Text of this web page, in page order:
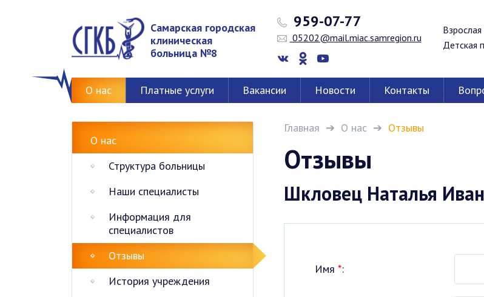
Самарская городская
клиническая
больница №8
959-07-77
05202@mail.miac.samregion.ru
Детская
О нас Платные услуги Вакансии Новости Контакты
О нас
Структура больницы
Наши специалисты
Информация для
специалистов
Отзывы
История учреждения
Главная О нас Отзывы
Отзывы
Шкловец Наталья
Имя *: